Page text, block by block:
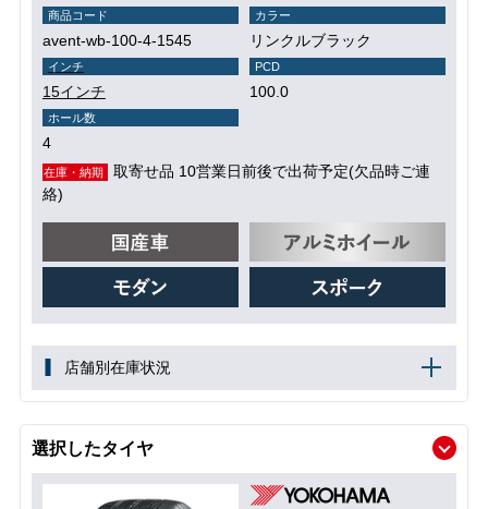
商品コード
avent-wb-100-4-1545
カラー
リンクルブラック
インチ
15インチ
PCD
100.0
ホール数
4
在庫・納期
取寄せ品 10営業日前後で出荷予定(欠品時ご連
絡)
店舗別在庫状況
選択したタイヤ